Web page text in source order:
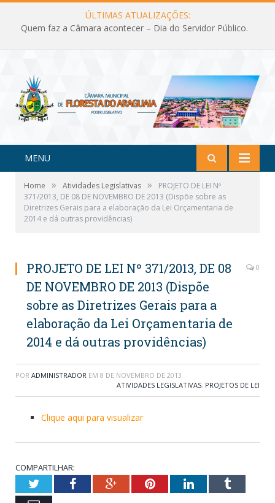
ÚLTIMAS ATUALIZAÇÕES:
Quem faz a Câmara acontecer – Dia do Servidor Público.
MENU
Home » Atividades Legislativas »
PROJETO DE LEI Nº
371/2013, DE 08 DE NOVEMBRO DE 2013 (Dispõe sobre as
Diretrizes Gerais para a elaboração da Lei Orçamentaria de
2014 e dá outras providências)
PROJETO DE LEI Nº 371/2013, DE 08
DE NOVEMBRO DE 2013 (Dispõe
sobre as Diretrizes Gerais para a
elaboração da Lei Orçamentaria de
2014 e dá outras providências)
0
POR ADMINISTRADOR EM 8 DE NOVEMBRO DE 2013
ATIVIDADES LEGISLATIVAS, PROJETOS DE LEI
Clique aqui para visualizar
COMPARTILHAR:
TwitterFacebookGoogle+PinterestLinkedInTumblr